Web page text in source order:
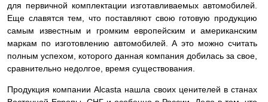
для первичной комплектации изготавливаемых автомобилей.
Еще славятся тем, что поставляют свою готовую продукцию
самым известным и громким европейским и американским
маркам по изготовлению автомобилей. А это можно считать
полным успехом, которого данная компания добилась за свое,
сравнительно недолгое, время существования.
Продукция компании Alcasta нашла своих ценителей в станах